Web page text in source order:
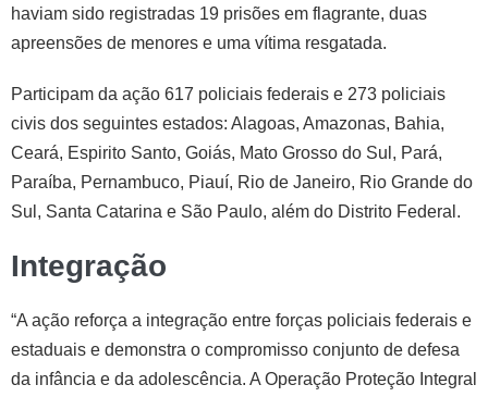
haviam sido registradas 19 prisões em flagrante, duas
apreensões de menores e uma vítima resgatada.
Participam da ação 617 policiais federais e 273 policiais
civis dos seguintes estados: Alagoas, Amazonas, Bahia,
Ceará, Espirito Santo, Goiás, Mato Grosso do Sul, Pará,
Paraíba, Pernambuco, Piauí, Rio de Janeiro, Rio Grande do
Sul, Santa Catarina e São Paulo, além do Distrito Federal.
Integração
“A ação reforça a integração entre forças policiais federais e
estaduais e demonstra o compromisso conjunto de defesa
da infância e da adolescência. A Operação Proteção Integral